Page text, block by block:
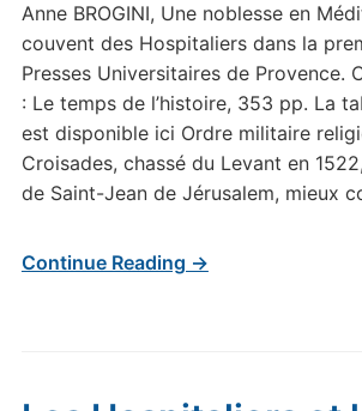
Anne BROGINI, Une noblesse en
couvent des Hospitaliers dans la
Presses Universitaires de Provence.
: Le temps de l’histoire, 353 pp. La
est disponible ici Ordre militaire
Croisades, chassé du Levant en
de Saint-Jean de Jérusalem, mieux
Continue Reading →